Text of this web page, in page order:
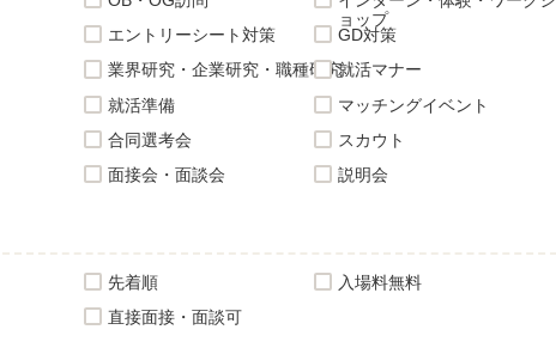
ョップ
エントリーシート対策
GD対策
業界研究・企業研究・職種研究就活マナー
就活準備
マッチングイベント
合同選考会
スカウト
面接会・面談会
説明会
先着順
入場料無料
直接面接・面談可